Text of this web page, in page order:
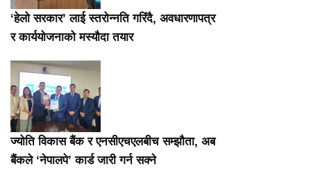
‘हेलो सरकार’ लाई स्तरोन्नति गरिंदै, अवधारणापत्र
र कार्ययोजनाको मस्यौदा तयार
ज्योति विकास बैंक र एनसीएचएलबीच सम्झौता, अब
बैंकले ‘नेपालपे’ कार्ड जारी गर्न सक्ने